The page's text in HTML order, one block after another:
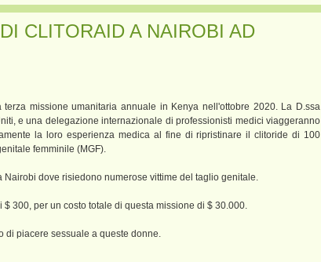
CLITORAID A NAIROBI AD
missione umanitaria annuale in Kenya nell'ottobre 2020. La D.ssa
e una delegazione internazionale di professionisti medici viaggeranno
la loro esperienza medica al fine di ripristinare il clitoride di 100
femminile (MGF).
dove risiedono numerose vittime del taglio genitale.
$ 300, per un costo totale di questa missione di $ 30.000.
di piacere sessuale a queste donne.